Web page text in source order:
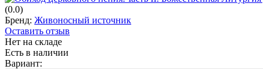
(0.0)
Бренд: Живоносный источник
Оставить отзыв
Нет на складе
Есть в наличии
Вариант: